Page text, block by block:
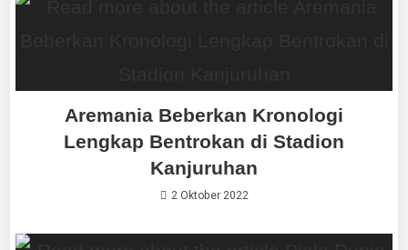
Aremania Beberkan Kronologi
Lengkap Bentrokan di Stadion
Kanjuruhan
2 Oktober 2022